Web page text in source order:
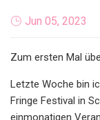
Jun 05, 2023
Zum ersten Mal
Letzte Woche bin
Fringe Festival in
einmonatigen